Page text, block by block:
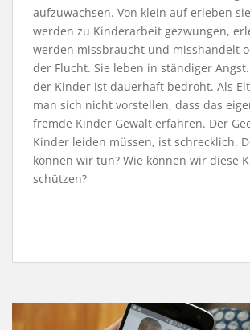
aufzuwachsen. Von klein auf erleben
werden zu Kinderarbeit gezwungen,
werden missbraucht und misshandelt
der Flucht. Sie leben in ständiger
der Kinder ist dauerhaft bedroht. Als
man sich nicht vorstellen, dass das
fremde Kinder Gewalt erfahren. Der
Kinder leiden müssen, ist schrecklich.
können wir tun? Wie können wir diese
schützen?